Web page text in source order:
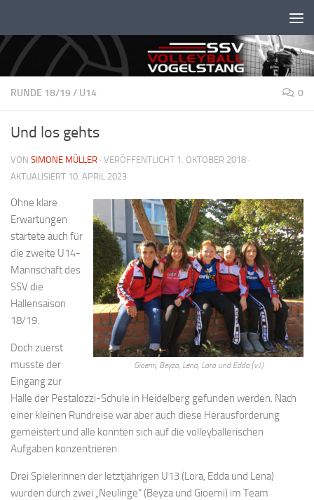
RUNDE 18/19 / U14 0
Und los gehts
VON SIMONE MÜLLER · VERÖFFENTLICHT 1. OKTOBER 2018 ·
AKTUALISIERT 10. APRIL 2023
Gioemi, Beyza, Lena, Lora und Edda (v.l.)
Ohne klare
Erwartungen
startete auch für
die zweite U14-
Mannschaft des
SSV die
Hallensaison
18/19.
Doch zuerst
musste der
Eingang zur
Halle der Pestalozzi-Schule in Heidelberg gefunden werden. Nach
einer kleinen Rundreise war aber auch diese Herausforderung
gemeistert und alle konnten sich auf die volleyballerischen
Aufgaben konzentrieren.
Drei Spielerinnen der letztjährigen U13 (Lora, Edda und Lena)
wurden durch zwei „Neulinge“ (Beyza und Gioemi) im Team